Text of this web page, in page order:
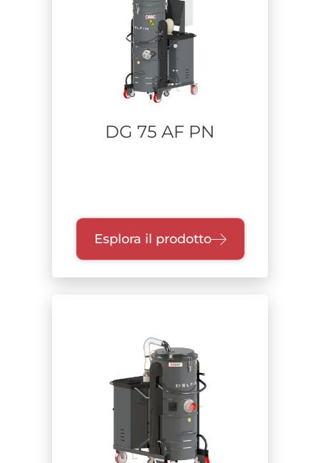
DG 75 AF PN
Esplora il prodotto